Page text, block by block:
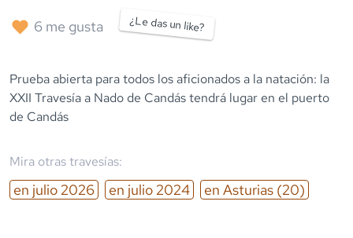
6 me gusta ¿Le das un like?
Prueba abierta para todos los aficionados a la natación: la
XXII Travesía a Nado de Candás tendrá lugar en el puerto
de Candás
Mira otras travesías:
en julio 2026 en julio 2024 en Asturias (20)